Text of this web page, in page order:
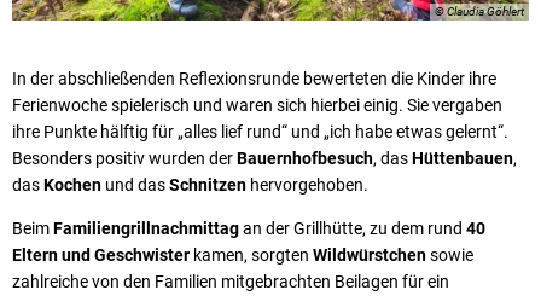
© Claudia Göhlert
In der abschließenden Reflexionsrunde bewerteten die Kinder ihre
Ferienwoche spielerisch und waren sich hierbei einig. Sie vergaben
ihre Punkte hälftig für „alles lief rund“ und „ich habe etwas gelernt“.
Besonders positiv wurden derBauernhofbesuch, dasHüttenbauen,
dasKochen und dasSchnitzen hervorgehoben.
BeimFamiliengrillnachmittagan der Grillhütte, zu dem rund 40
Eltern und Geschwister kamen, sorgten Wildwürstchensowie
zahlreiche von den Familien mitgebrachten Beilagen für ein